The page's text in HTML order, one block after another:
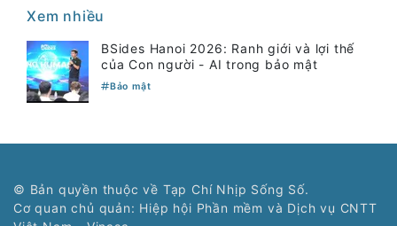
Xem nhiều
BSides Hanoi 2026: Ranh giới và lợi thế
của Con người - AI trong bảo mật
Bảo mật
© Bản quyền thuộc về Tạp Chí Nhịp Sống Số.
Cơ quan chủ quản: Hiệp hội Phần mềm và Dịch vụ CNTT